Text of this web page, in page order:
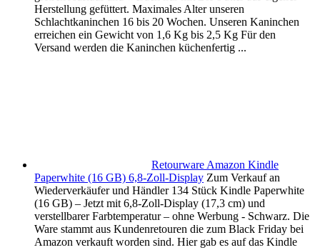
Herstellung gefüttert. Maximales Alter unseren
Schlachtkaninchen 16 bis 20 Wochen. Unseren Kaninchen
erreichen ein Gewicht von 1,6 Kg bis 2,5 Kg Für den
Versand werden die Kaninchen küchenfertig ...
Retourware Amazon Kindle
Paperwhite (16 GB) 6,8-Zoll-Display Zum Verkauf an
Wiederverkäufer und Händler 134 Stück Kindle Paperwhite
(16 GB) – Jetzt mit 6,8-Zoll-Display (17,3 cm) und
verstellbarer Farbtemperatur – ohne Werbung - Schwarz. Die
Ware stammt aus Kundenretouren die zum Black Friday bei
Amazon verkauft worden sind. Hier gab es auf das Kindle